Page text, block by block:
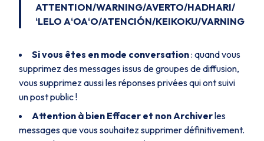
ATTENTION/WARNING/AVERTO/HADHARI/
ʻLELO AʻOAʻO/ATENCIÓN/KEIKOKU/VARNING
Si vous êtes en mode conversation: quand vous
supprimez des messages issus de groupes de diffusion,
vous supprimez aussi les réponses privées qui ont suivi
un post public !
Attention à bien Effacer et non Archiverles
messages que vous souhaitez supprimer définitivement.